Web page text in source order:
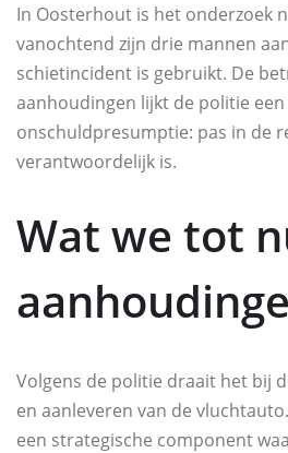
In Oosterhout is het onderzoek
vanochtend zijn drie mannen
schietincident is gebruikt. De
aanhoudingen lijkt de politie
onschuldpresumptie: pas in de
verantwoordelijk is.
Wat we tot
Volgens de politie draait het bij
en aanleveren van de
een strategische component